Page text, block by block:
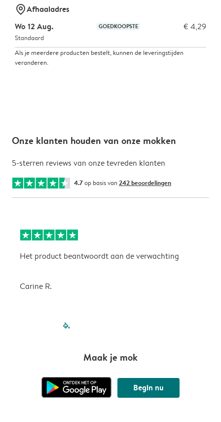
marker-pinAfhaaladres
Wo 12 Aug.
GOEDKOOPSTE € 4,29
Standaard
Als je meerdere producten bestelt, kunnen de leveringstijden
veranderen.
Onze klanten houden van onze mokken
5-sterren reviews van onze tevreden klanten
4.7op basis van 242 beoordelingen
Het product beantwoordt aan de verwachting
Carine R.
filled-pagination
Maak je mok
Begin nu